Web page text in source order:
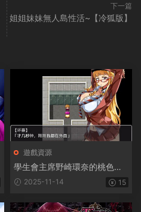
下一篇
姐姐妹妹無人島性活~【冷狐版】
遊戲資源
學生會主席野崎環奈的桃色煩
惱 2025-11-14 15